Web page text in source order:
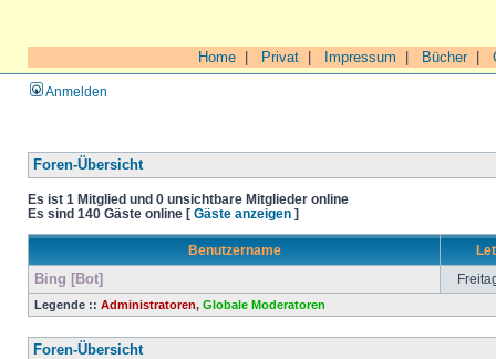
Home Privat Impressum Bücher|
Anmelden
Foren-Übersicht
Es ist 1 Mitglied und 0 unsichtbare Mitglieder online
Es sind 140 Gäste online [ Gäste anzeigen ]
Benutzername
Bing [Bot]
Legende :: Administratoren, Globale Moderatoren
Foren-Übersicht